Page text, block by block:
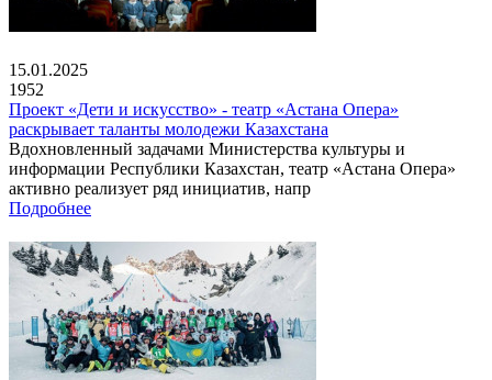
15.01.2025
1952
Проект «Дети и искусство» - театр «Астана Опера»
раскрывает таланты молодежи Казахстана
Вдохновленный задачами Министерства культуры и
информации Республики Казахстан, театр «Астана Опера»
активно реализует ряд инициатив, напр
Подробнее